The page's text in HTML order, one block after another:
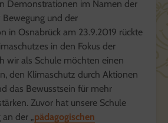
Demonstrationen im Namen der
Bewegung und der
in Osnabrück am 23.9.2019 rückte
in den Fokus der
wir als Schule möchten einen
den Klimaschutz durch Aktionen
das Bewusstsein für mehr
Zuvor hat unsere Schule
der „pädagogischen